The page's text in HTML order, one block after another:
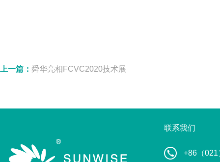
上一篇： 舜华亮相FCVC2020技术展
联系我们
+86（